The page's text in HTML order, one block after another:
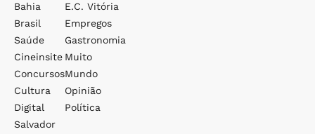
Bahia
Brasil
Saúde
Cineinsite
Concursos
Cultura
Digital
Salvador
E.c. Vitória
Empregos
Gastronomia
Muito
Mundo
Opinião
Política